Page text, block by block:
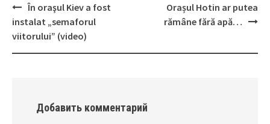
Post
navigation
În oraşul Kiev a fost
instalat „semaforul
viitorului” (video)
Orașul Hotin ar putea
rămâne fără apă…
Добавить комментарий